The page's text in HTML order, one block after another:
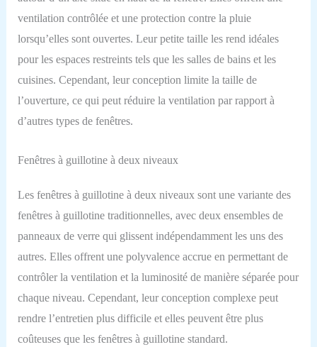
ventilation contrôlée et une protection contre la pluie
lorsqu’elles sont ouvertes. Leur petite taille les rend idéales
pour les espaces restreints tels que les salles de bains et les
cuisines. Cependant, leur conception limite la taille de
l’ouverture, ce qui peut réduire la ventilation par rapport à
d’autres types de fenêtres.
Fenêtres à guillotine à deux niveaux
Les fenêtres à guillotine à deux niveaux sont une variante des
fenêtres à guillotine traditionnelles, avec deux ensembles de
panneaux de verre qui glissent indépendamment les uns des
autres. Elles offrent une polyvalence accrue en permettant de
contrôler la ventilation et la luminosité de manière séparée pour
chaque niveau. Cependant, leur conception complexe peut
rendre l’entretien plus difficile et elles peuvent être plus
coûteuses que les fenêtres à guillotine standard.